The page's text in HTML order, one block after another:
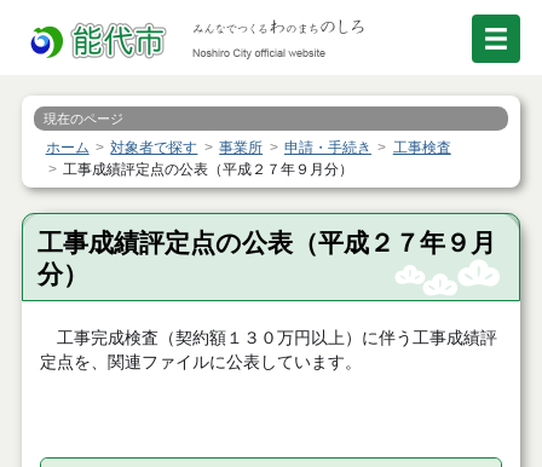
現在のページ
ホーム 対象者で探す 事業所 申請・手続き
工事検査
工事成績評定点の公表（平成２７年９月分）
工事成績評定点の公表（平成２７年９月
分）
工事完成検査（契約額１３０万円以上）に伴う工事成績評
定点を、関連ファイルに公表しています。